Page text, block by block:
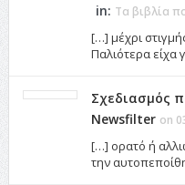
in: Τα βιβλία
[…] μέχρι
Παλιότερα είχα
Σχεδιασμός
Newsfilter on
[…] ορατό ή
την